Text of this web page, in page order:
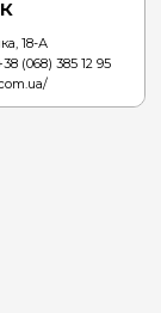
18-А
(068) 385 12 95